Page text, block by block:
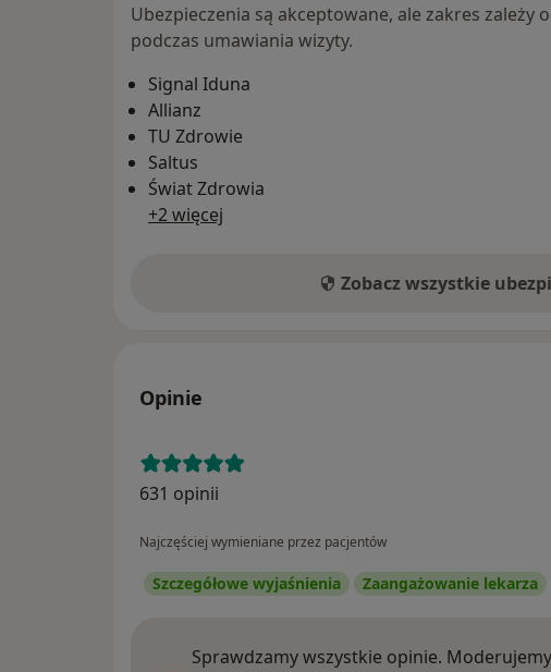
Ubezpieczenia są akceptowane, ale zakres zależy
podczas umawiania wizyty.
Signal Iduna
Allianz
TU Zdrowie
Saltus
Świat Zdrowia
+2 więcej
Zobacz wszystkie
Opinie
631 opinii
Najczęściej wymieniane przez pacjentów
Szczegółowe wyjaśnienia Zaangażowanie lekarza
Sprawdzamy wszystkie opinie.